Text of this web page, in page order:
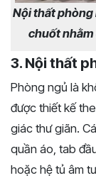
Nội thất phòng
chuốt nhằm
3. Nội thất
Phòng ngủ là
được thiết kế
giác thư giãn.
quần áo, tab
hoặc hệ tủ âm